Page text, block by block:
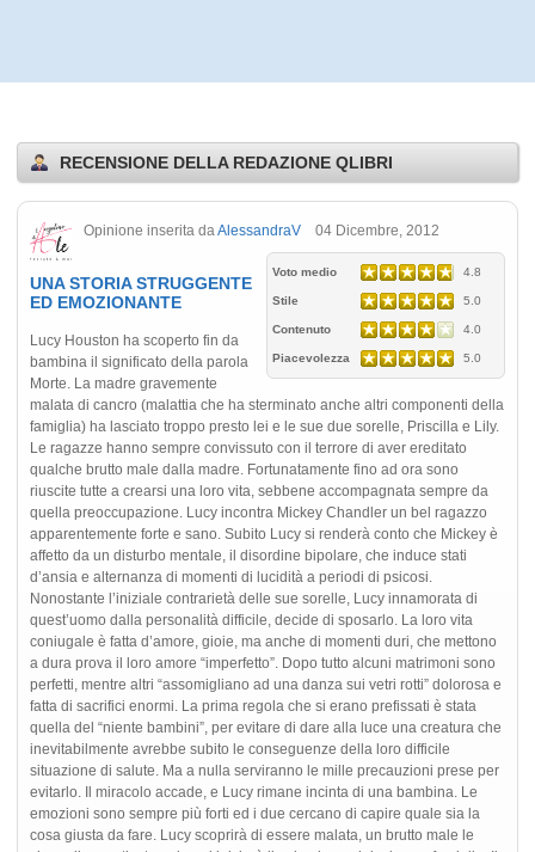
RECENSIONE DELLA REDAZIONE QLIBRI
Opinione inserita da AlessandraV 04 Dicembre, 2012
Voto medio 4.8
Stile 5.0
Contenuto 4.0
Piacevolezza 5.0
UNA STORIA STRUGGENTE
ED EMOZIONANTE
Lucy Houston ha scoperto fin da
bambina il significato della parola
Morte. La madre gravemente
malata di cancro (malattia che ha sterminato anche altri componenti della
famiglia) ha lasciato troppo presto lei e le sue due sorelle, Priscilla e Lily.
Le ragazze hanno sempre convissuto con il terrore di aver ereditato
qualche brutto male dalla madre. Fortunatamente fino ad ora sono
riuscite tutte a crearsi una loro vita, sebbene accompagnata sempre da
quella preoccupazione. Lucy incontra Mickey Chandler un bel ragazzo
apparentemente forte e sano. Subito Lucy si renderà conto che Mickey è
affetto da un disturbo mentale, il disordine bipolare, che induce stati
d’ansia e alternanza di momenti di lucidità a periodi di psicosi.
Nonostante l’iniziale contrarietà delle sue sorelle, Lucy innamorata di
quest’uomo dalla personalità difficile, decide di sposarlo. La loro vita
coniugale è fatta d’amore, gioie, ma anche di momenti duri, che mettono
a dura prova il loro amore “imperfetto”. Dopo tutto alcuni matrimoni sono
perfetti, mentre altri “assomigliano ad una danza sui vetri rotti” dolorosa e
fatta di sacrifici enormi. La prima regola che si erano prefissati è stata
quella del “niente bambini”, per evitare di dare alla luce una creatura che
inevitabilmente avrebbe subito le conseguenze della loro difficile
situazione di salute. Ma a nulla serviranno le mille precauzioni prese per
evitarlo. Il miracolo accade, e Lucy rimane incinta di una bambina. Le
emozioni sono sempre più forti ed i due cercano di capire quale sia la
cosa giusta da fare. Lucy scoprirà di essere malata, un brutto male le